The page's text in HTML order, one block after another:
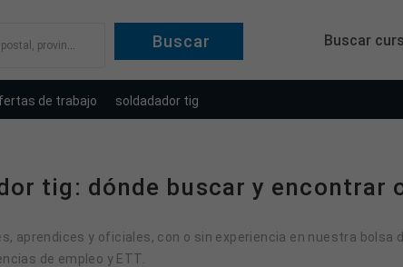
Buscar
Localidad, código postal, provincia
de trabajo soldadador tig
tig: dónde buscar y encontrar
y oficiales, con o sin experiencia en nuestra bolsa
de empleo y ETT.